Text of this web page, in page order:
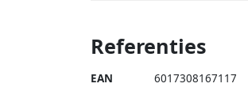
Referenties
EAN 6017308167117